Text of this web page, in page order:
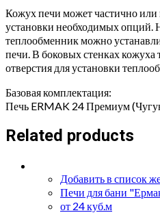
Кожух печи может частично или
установки необходимых опций.
теплообменник можно
печи. В боковых стенках
отверстия для установки
Базовая комплектация:
Печь ERMAK 24 Премиум
Related products
Добавить в список
Печи для бани
от 24 куб.м